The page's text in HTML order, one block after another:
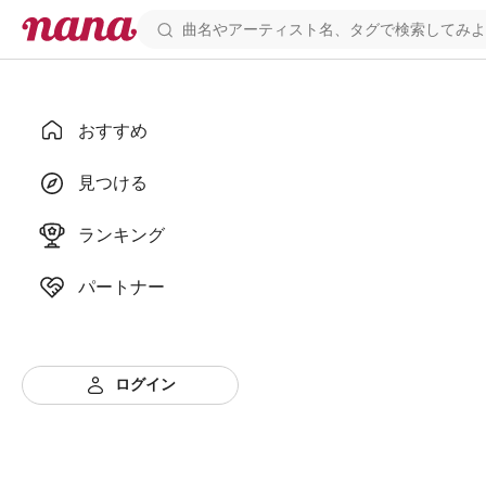
おすすめ
見つける
ランキング
パートナー
ログイン